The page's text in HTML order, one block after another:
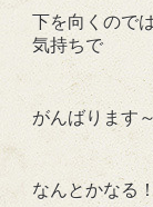
下を向くので
気持ちで
がんばります～
なんとかなる